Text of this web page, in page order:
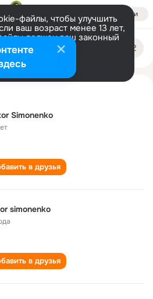
Войти
файлы, чтобы улучшить
ваш возраст менее 13 лет,
должен ваш законный
информации
Настроить
Simonenko
в друзья
simonenko
в друзья